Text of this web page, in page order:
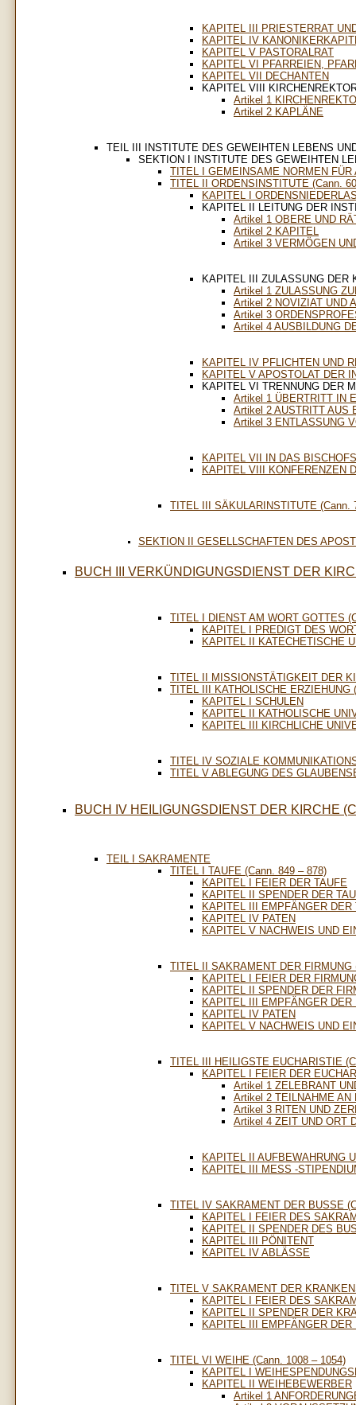
KAPITEL III PRIESTERRAT
KAPITEL IV
KAPITEL V PASTORALRAT
KAPITEL VI PFARREIEN,
KAPITEL VII DECHANTEN
KAPITEL VIII
Artikel 1
Artikel 2 KAPLÄNE
TEIL III INSTITUTE DES GEWEIHTEN LEBENS
SEKTION I INSTITUTE DES GEWEIHTEN
TITEL I GEMEINSAME NORMEN
TITEL II ORDENSINSTITUTE (Cann.
KAPITEL I
KAPITEL II LEITUNG DER
Artikel 1 OBERE UND
Artikel 2 KAPITEL
Artikel 3 VERMÖGEN
KAPITEL III ZULASSUNG DER
Artikel 1 ZULASSUNG
Artikel 2 NOVIZIAT UND
Artikel 3
Artikel 4 AUSBILDUNG
KAPITEL IV PFLICHTEN UND
KAPITEL V APOSTOLAT DER
KAPITEL VI TRENNUNG DER
Artikel 1 ÜBERTRITT IN
Artikel 2 AUSTRITT AUS
Artikel 3 ENTLASSUNG
KAPITEL VII IN DAS
KAPITEL VIII KONFERENZEN
TITEL III SÄKULARINSTITUTE (Cann.
SEKTION II GESELLSCHAFTEN DES
BUCH III VERKÜNDIGUNGSDIENST DER
TITEL I DIENST AM WORT GOTTES
KAPITEL I PREDIGT DES
KAPITEL II KATECHETISCHE
TITEL II MISSIONSTÄTIGKEIT DER
TITEL III KATHOLISCHE ERZIEHUNG
KAPITEL I SCHULEN
KAPITEL II KATHOLISCHE
KAPITEL III KIRCHLICHE
TITEL IV SOZIALE
TITEL V ABLEGUNG DES
BUCH IV HEILIGUNGSDIENST DER KIRCHE
TEIL I SAKRAMENTE
TITEL I TAUFE (Cann. 849 – 878)
KAPITEL I FEIER DER TAUFE
KAPITEL II SPENDER DER
KAPITEL III EMPFÄNGER DER
KAPITEL IV PATEN
KAPITEL V NACHWEIS UND
TITEL II SAKRAMENT DER FIRMUNG
KAPITEL I FEIER DER
KAPITEL II SPENDER DER
KAPITEL III EMPFÄNGER DER
KAPITEL IV PATEN
KAPITEL V NACHWEIS UND
TITEL III HEILIGSTE EUCHARISTIE
KAPITEL I FEIER DER
Artikel 1 ZELEBRANT
Artikel 2 TEILNAHME AN
Artikel 3 RITEN UND
Artikel 4 ZEIT UND ORT
KAPITEL II AUFBEWAHRUNG
KAPITEL III MESS -
TITEL IV SAKRAMENT DER BUSSE
KAPITEL I FEIER DES
KAPITEL II SPENDER DES
KAPITEL III PÖNITENT
KAPITEL IV ABLÄSSE
TITEL V SAKRAMENT DER
KAPITEL I FEIER DES
KAPITEL II SPENDER DER
KAPITEL III EMPFÄNGER DER
TITEL VI WEIHE (Cann. 1008 – 1054)
KAPITEL I
KAPITEL II WEIHEBEWERBER
Artikel 1